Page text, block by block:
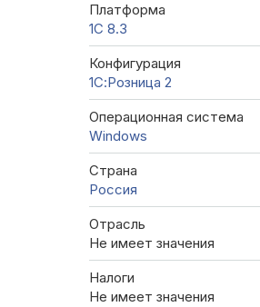
Платформа
1С 8.3
Конфигурация
1С:Розница 2
Операционная система
Windows
Страна
Россия
Отрасль
Не имеет значения
Налоги
Не имеет значения